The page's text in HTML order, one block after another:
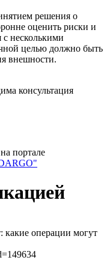
решения о
оценить риски и
с несколькими
целью должно быть
внешности.
консультация
портале
какие операции могут